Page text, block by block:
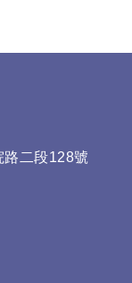
二段128號